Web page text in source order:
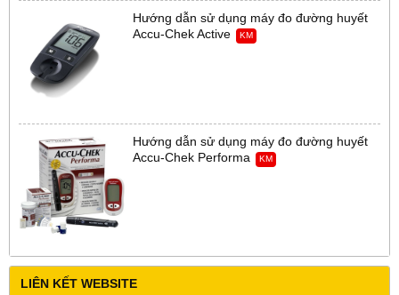
Hướng dẫn sử dụng máy đo đường huyết
Accu-Chek Active
KM
Hướng dẫn sử dụng máy đo đường huyết
Accu-Chek Performa
KM
LIÊN KẾT WEBSITE